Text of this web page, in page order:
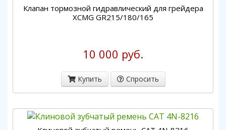
Клапан тормозной гидравлический для грейдера
XCMG GR215/180/165
10 000 руб.
Купить Спросить